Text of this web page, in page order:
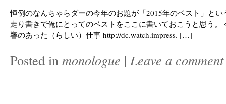
恒例のなんちゃらダーの今年のお題が「2015年のベスト」とい
走り書きで俺にとってのベストをここに書いておこうと思う。
響のあった（らしい）仕事 http://dc.watch.impress. […]
Posted in monologue | Leave a comment